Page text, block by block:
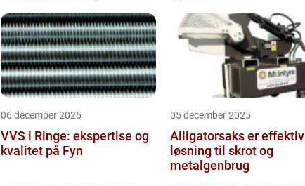
06 december 2025
VVS i Ringe: ekspertise og
kvalitet på Fyn
05 december 2025
Alligatorsaks er effektiv
løsning til skrot og
metalgenbrug